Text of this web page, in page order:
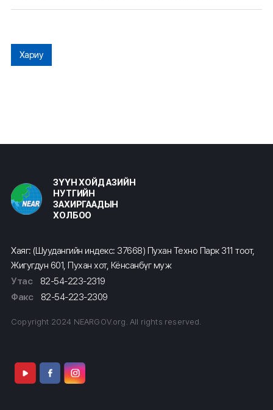
Хариу
ЗҮҮН ХОЙД АЗИЙН
НУТГИЙН
ЗАХИРГААДЫН
ХОЛБОО
Хаяг: (Шуудангийн индекс: 37668) Пухан Техно Парк 311 тоот,
Жигугдун 601, Пухан хот, Кёнсанбүг муж
Утас
82-54-223-2319
Факс
82-54-223-2309
Copyright 2024 NEARGOV.org. All rights reserved.